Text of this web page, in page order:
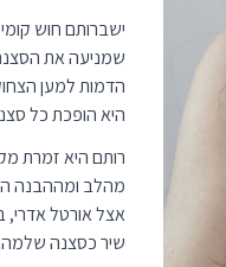
ישברותם חוש
שמניעה את
הדמות למען
היא הופכת כל
רותם היא זמרת
מהלב ומההבנה
אצל אורטל אדרי,
שיר כסצנה